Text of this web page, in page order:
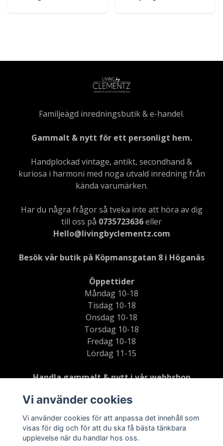
Familjeägd inredningsbutik & e-handel.
Gammalt & nytt för ett personligt hem.
Handplockad vintage, antikt, secondhand &
kuriosa i harmoni med noga utvald inredning från
kända varumärken.
Har du några frågor så tveka inte att höra av dig
till oss på 0735723636eller
Hello@livingbyclementz.com
Besök vår butik på Köpmansgatan 8 i Höganäs
Öppettider
Måndag 10-18
Tisdag 10-18
Onsdag 10-18
Torsdag 10-18
Fredag 10-18
Lördag 11-15
Handla gammalt & nytt i vår webbshop
69kr frakt inom Sverige
Din beställning skickas inom 2-5 dagar med DB
Schenker
Vi använder cookies
Vi använder cookies för att anpassa det innehåll som
visas för dig och för att du ska få bästa tänkbara
upplevelse när du handlar hos oss.